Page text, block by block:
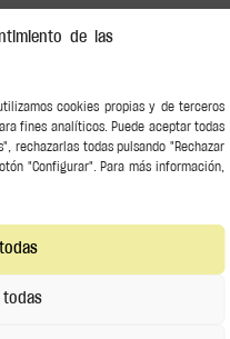
de las
cookies propias y de terceros
fines analíticos. Puede aceptar todas
rechazarlas todas pulsando "Rechazar
"Configurar". Para más información,
todas